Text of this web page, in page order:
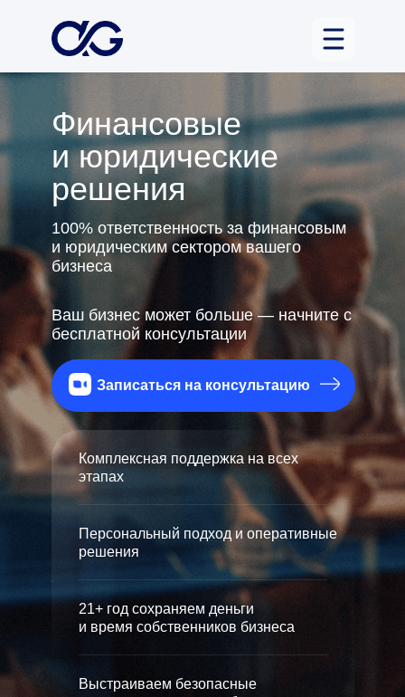
Финансовые
и юридические
решения
100% ответственность за финансовым
и юридическим сектором вашего
бизнеса
Ваш бизнес может больше — начните с
бесплатной консультации
Записаться на консультацию
Комплексная поддержка на всех
этапах
Персональный подход и оперативные
решения
21+ год сохраняем деньги
и время собственников бизнеса
Выстраиваем безопасные